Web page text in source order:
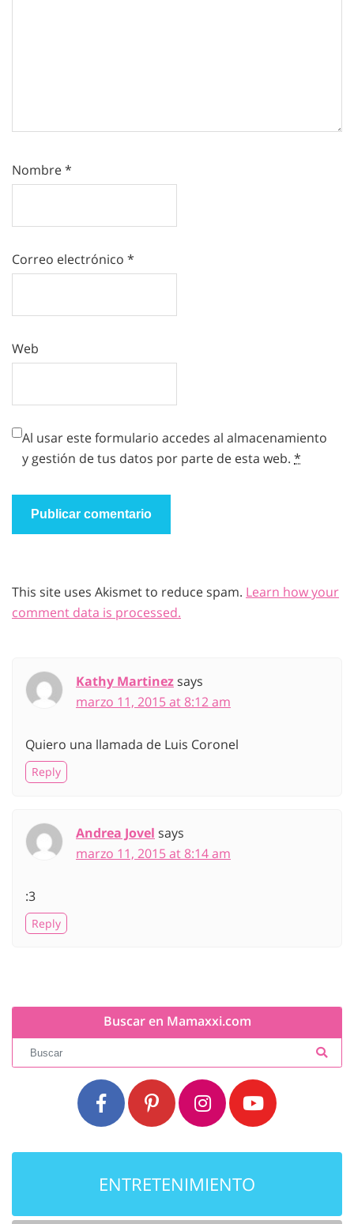
Nombre*
Correo electrónico *
Web
Al usar este formulario accedes al almacenamiento
y gestión de tus datos por parte de esta web. *
This site uses Akismet to reduce spam. Learn how your
comment data is processed.
Kathy Martinezsays
marzo 11, 2015 at 8:12 am
Quiero una llamada de Luis Coronel
Reply
Andrea Jovel says
marzo 11, 2015 at 8:14 am
:3
Reply
Buscar en Mamaxxi.com
ENTRETENIMIENTO